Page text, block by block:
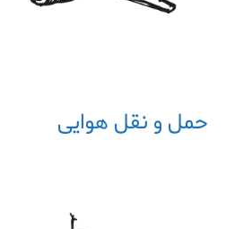
حمل و نقل هوایی